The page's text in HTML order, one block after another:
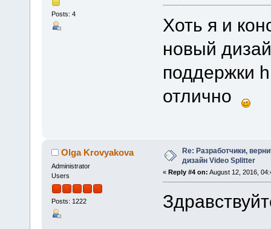
Posts: 4
Хоть я и
новый
поддержки
отлично
Olga Krovyakova
Administrator
Users
Posts: 1222
Re: Разработчики,
дизайн Video Splitter
« Reply #4 on: August 12, 2016,